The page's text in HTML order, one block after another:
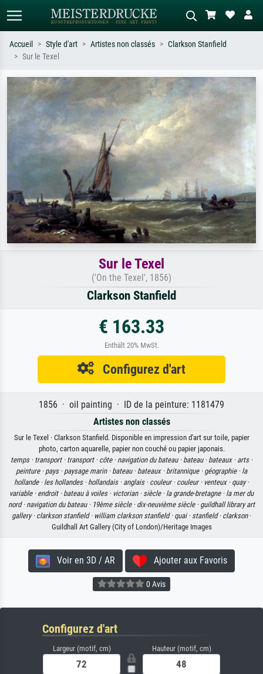
Recherchez par artiste, titre ou style –
ex. Monet, Nuit étoilée,
impressionnisme, vague de Hokusai,
Décrivez la scène – ex. prairie verte,
abstrait avec beaucoup de rouge,
tableau sombre, nu debout près d'un
Accueil Style d'art Artistes non classés
Clarkson Stanfield
Sur le Texel
Sur le Texel
('On the Texel', 1856)
Clarkson Stanfield
€ 163.33
Enthält 20% MwSt.
Configurez d'art
1856 · oil painting · ID de la peinture: 1181479
Artistes non classés
Sur le Texel · Clarkson Stanfield. Disponible en impression d'art sur toile, papier
photo, carton aquarelle, papier non couché ou papier japonais.
temps · transport · transport · côte · navigation du bateau · bateau · bateaux · arts ·
peinture · pays · paysage marin · bateau · bateaux · britannique · géographie · la
hollande · les hollandes · hollandais · anglais · couleur · couleur · venteux · quay ·
variable · endroit · bateau à voiles · victorian · siècle · la grande-bretagne · la mer du
nord · navigation du bateau · 19ème siècle · dix-neuvième siècle · guildhall library art
gallery · clarkson stanfield · william clarkson stanfield · quai · stanfield · clarkson·
Guildhall Art Gallery (City of London)/Heritage Images
Voir en 3D / AR Ajouter aux Favoris
0 Avis
Configurez d'art
Largeur (motif, cm) Hauteur (motif, cm)